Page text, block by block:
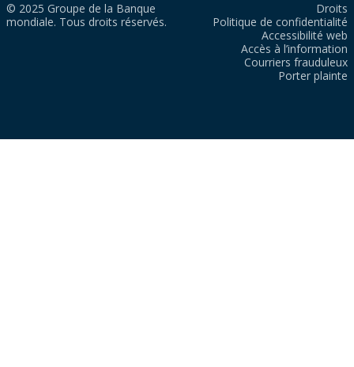
© 2025 Groupe de la Banque
mondiale. Tous droits réservés.
Droits
Politique de confidentialité
Accessibilité web
Accès à l’information
Courriers frauduleux
Porter plainte